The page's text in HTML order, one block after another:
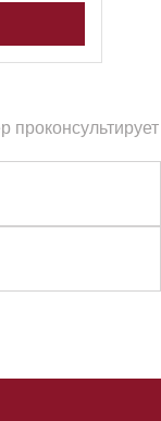
проконсультирует